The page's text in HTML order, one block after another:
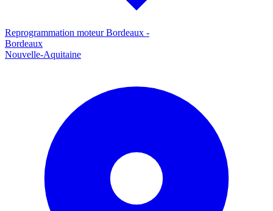
Reprogrammation moteurBordeaux -
Bordeaux
Nouvelle-Aquitaine